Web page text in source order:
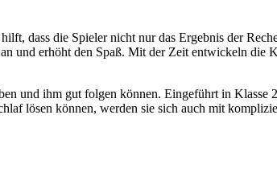
dass die Spieler nicht nur das Ergebnis der
und erhöht den Spaß. Mit der Zeit entwickeln die
und ihm gut folgen können. Eingeführt in Klasse
lösen können, werden sie sich auch mit